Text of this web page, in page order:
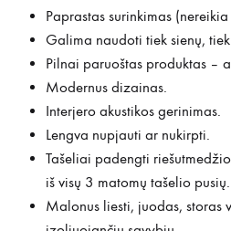
Paprastas surinkimas
Galima naudoti tiek sienų,
Pilnai paruoštas produktas –
Modernus dizainas.
Interjero akustikos gerinimas.
Lengva nupjauti ar nukirpti.
Tašeliai padengti
iš visų 3 matomų tašelio pusių.
Malonus liesti, juodas, storas